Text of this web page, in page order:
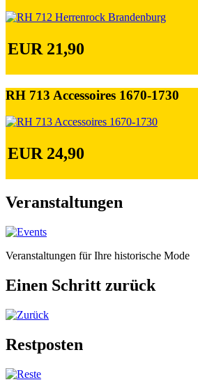
EUR 21,90
RH 713 Accessoires 1670-1730
EUR 24,90
Veranstaltungen
Veranstaltungen für Ihre historische Mode
Einen Schritt zurück
Restposten